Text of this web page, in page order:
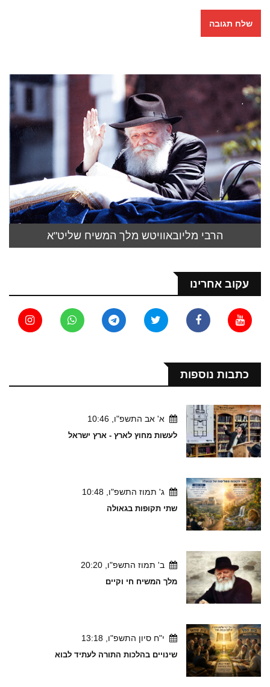
הרבי מליובאוויטש מלך המשיח שליט"א
עקוב אחרינו
כתבות נוספות
א' אב התשפ"ו, 10:46
לעשות מחוץ לארץ - ארץ ישראל
ג' תמוז התשפ"ו, 10:48
שתי תקופות בגאולה
ב' תמוז התשפ"ו, 20:20
מלך המשיח חי וקיים
י"ח סיון התשפ"ו, 13:18
שינויים בהלכות התורה לעתיד לבוא